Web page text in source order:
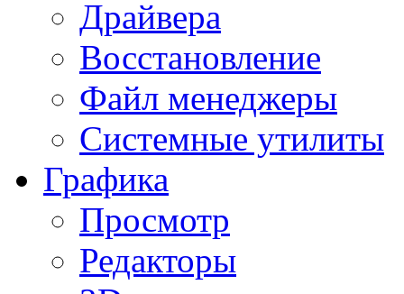
Драйвера
Восстановление
Файл менеджеры
Системные утилиты
Графика
Просмотр
Редакторы